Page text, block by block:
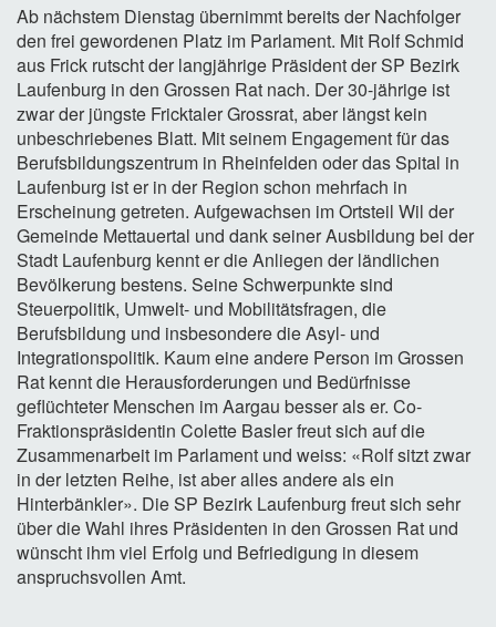
Ab nächstem Dienstag übernimmt bereits der Nachfolger
den frei gewordenen Platz im Parlament. Mit Rolf Schmid
aus Frick rutscht der langjährige Präsident der SP Bezirk
Laufenburg in den Grossen Rat nach. Der 30-jährige ist
zwar der jüngste Fricktaler Grossrat, aber längst kein
unbeschriebenes Blatt. Mit seinem Engagement für das
Berufsbildungszentrum in Rheinfelden oder das Spital in
Laufenburg ist er in der Region schon mehrfach in
Erscheinung getreten. Aufgewachsen im Ortsteil Wil der
Gemeinde Mettauertal und dank seiner Ausbildung bei der
Stadt Laufenburg kennt er die Anliegen der ländlichen
Bevölkerung bestens. Seine Schwerpunkte sind
Steuerpolitik, Umwelt- und Mobilitätsfragen, die
Berufsbildung und insbesondere die Asyl- und
Integrationspolitik. Kaum eine andere Person im Grossen
Rat kennt die Herausforderungen und Bedürfnisse
geflüchteter Menschen im Aargau besser als er. Co-
Fraktionspräsidentin Colette Basler freut sich auf die
Zusammenarbeit im Parlament und weiss: «Rolf sitzt zwar
in der letzten Reihe, ist aber alles andere als ein
Hinterbänkler». Die SP Bezirk Laufenburg freut sich sehr
über die Wahl ihres Präsidenten in den Grossen Rat und
wünscht ihm viel Erfolg und Befriedigung in diesem
anspruchsvollen Amt.